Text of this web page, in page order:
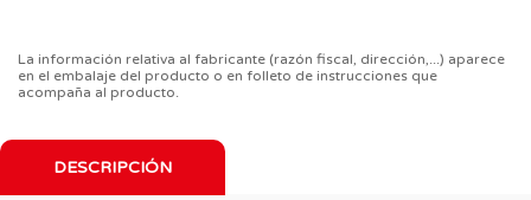
La información relativa al fabricante (razón fiscal, dirección,...) aparece
en el embalaje del producto o en folleto de instrucciones que
acompaña al producto.
DESCRIPCIÓN